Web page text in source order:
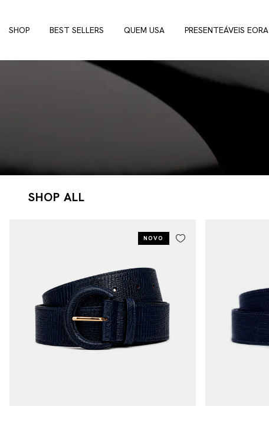
SHOP BEST SELLERS QUEM USA PRESENTEÁVEIS EORA
SHOP ALL
NOVO